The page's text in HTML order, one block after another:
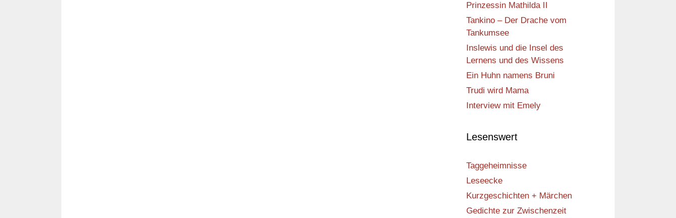
Prinzessin Mathilda II
Tankino – Der Drache vom
Tankumsee
Inslewis und die Insel des
Lernens und des Wissens
Ein Huhn namens Bruni
Trudi wird Mama
Interview mit Emely
Lesenswert
Taggeheimnisse
Leseecke
Kurzgeschichten + Märchen
Gedichte zur Zwischenzeit